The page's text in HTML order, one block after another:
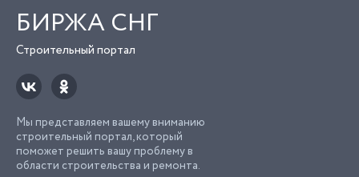
БИРЖА СНГ
Строительный портал
Мы представляем вашему вниманию
строительный портал, который
поможет решить вашу проблему в
области строительства и ремонта.